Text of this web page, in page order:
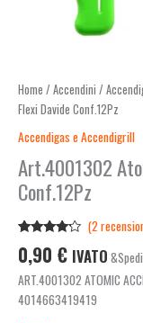
Home / Accendini /
Flexi Davide Conf.12Pz
Accendigas e Accendigrill
Art.4001302
Conf.12Pz
4.00
su
5 su
base di
(2
0,90 € IVATO
ART.4001302 ATOMIC
4014663419419